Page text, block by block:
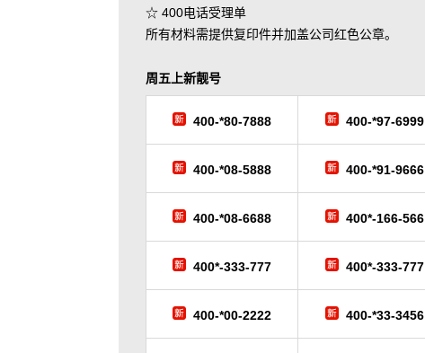
☆ 400电话受理单
所有材料需提供复印件并加盖公司红色公章。
周五 上新靓号
400-*80-7888 400-*97-6999
400-*08-5888 400-*91-9666
400-*08-6688 400*-166-566
400*-333-777 400*-333-777
400-*00-2222 400-*33-3456